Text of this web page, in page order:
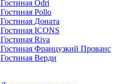
Гостиная Odri
Гостиная Pollo
Гостиная Доната
Гостиная ICONS
Гостиная Riva
Гостиная Французкий Прованс
Гостиная Верди